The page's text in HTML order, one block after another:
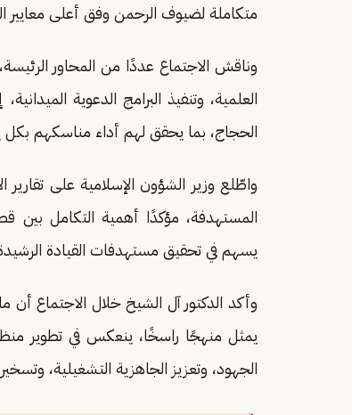
متكاملة لضيوف الرحمن وفق أعلى معايير
وناقش الاجتماع عددًا من المحاور
العلمية، وتنفيذ البرامج الدعوية
الحجاج، بما يحقق لهم أداء مناسكهم بكل
واطّلع وزير الشؤون الإسلامية على تقارير
المستهدفة، مؤكدًا أهمية التكامل بين
يسهم في تحقيق مستهدفات القيادة
وأكد الدكتور آل الشيخ خلال الاجتماع أن
يمثل منهجًا راسخًا، ينعكس في تطوير
الجهود، وتعزيز الجاهزية التشغيلية،